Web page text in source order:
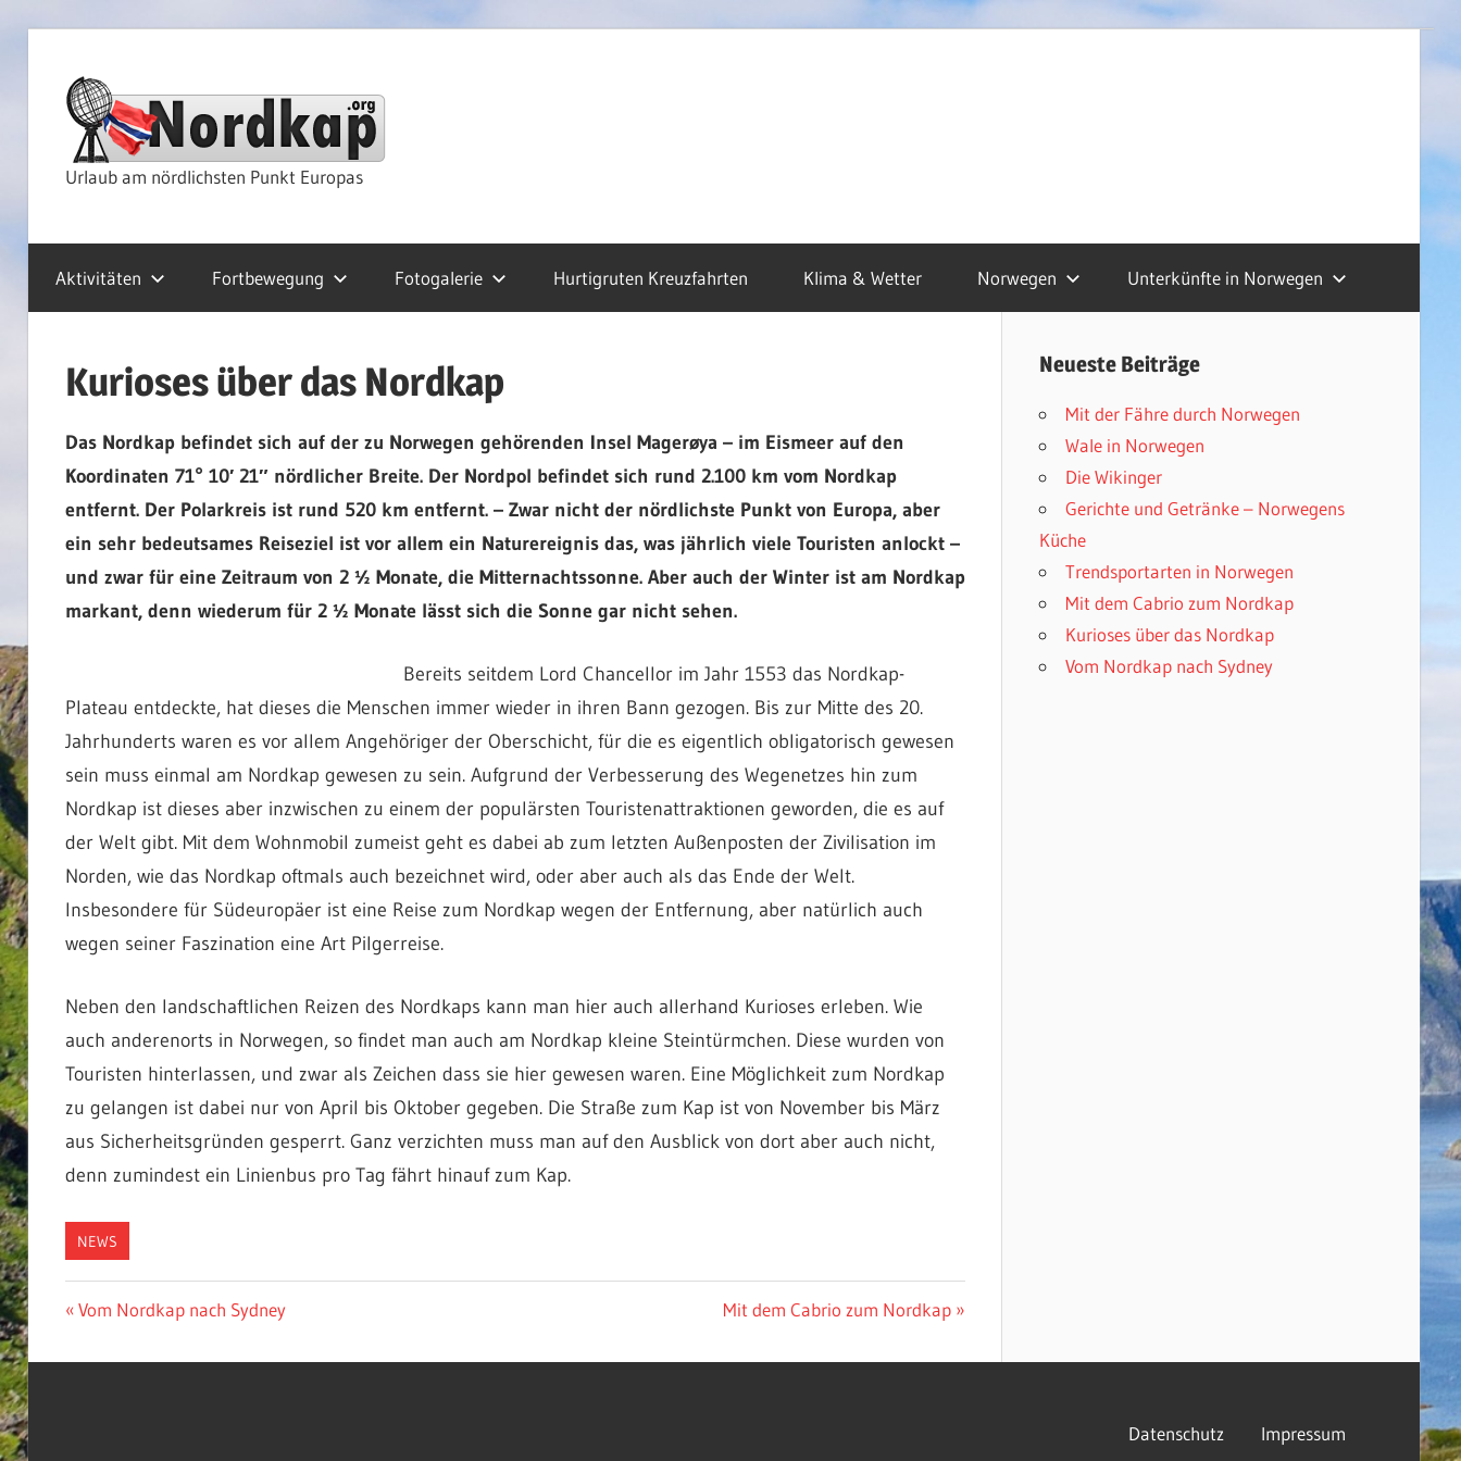
springen
&
Kreuzfahrten
Urlaub am nördlichsten Punkt Europas
Aktivitäten Fortbewegung Fotogalerie Hurtigruten Kreuzfahrten Klima & Wetter Norwegen Unterkünfte in Norwegen
Kurioses über das Nordkap
Das Nordkap befindet sich auf der zu Norwegen gehörenden Insel Magerøya – im Eismeer auf den
Koordinaten 71° 10′ 21″ nördlicher Breite. Der Nordpol befindet sich rund 2.100 km vom Nordkap
entfernt. Der Polarkreis ist rund 520 km entfernt. – Zwar nicht der nördlichste Punkt von Europa, aber
ein sehr bedeutsames Reiseziel ist vor allem ein Naturereignis das, was jährlich viele Touristen anlockt –
und zwar für eine Zeitraum von 2 ½ Monate, die Mitternachtssonne. Aber auch der Winter ist am Nordkap
markant, denn wiederum für 2 ½ Monate lässt sich die Sonne gar nicht sehen.
Bereits seitdem Lord Chancellor im Jahr 1553 das Nordkap-
Plateau entdeckte, hat dieses die Menschen immer wieder in ihren Bann gezogen. Bis zur Mitte des 20.
Jahrhunderts waren es vor allem Angehöriger der Oberschicht, für die es eigentlich obligatorisch gewesen
sein muss einmal am Nordkap gewesen zu sein. Aufgrund der Verbesserung des Wegenetzes hin zum
Nordkap ist dieses aber inzwischen zu einem der populärsten Touristenattraktionen geworden, die es auf
der Welt gibt. Mit dem Wohnmobil zumeist geht es dabei ab zum letzten Außenposten der Zivilisation im
Norden, wie das Nordkap oftmals auch bezeichnet wird, oder aber auch als das Ende der Welt.
Insbesondere für Südeuropäer ist eine Reise zum Nordkap wegen der Entfernung, aber natürlich auch
wegen seiner Faszination eine Art Pilgerreise.
Neben den landschaftlichen Reizen des Nordkaps kann man hier auch allerhand Kurioses erleben. Wie
auch anderenorts in Norwegen, so findet man auch am Nordkap kleine Steintürmchen. Diese wurden von
Touristen hinterlassen, und zwar als Zeichen dass sie hier gewesen waren. Eine Möglichkeit zum Nordkap
zu gelangen ist dabei nur von April bis Oktober gegeben. Die Straße zum Kap ist von November bis März
aus Sicherheitsgründen gesperrt. Ganz verzichten muss man auf den Ausblick von dort aber auch nicht,
denn zumindest ein Linienbus pro Tag fährt hinauf zum Kap.
NEWS
Beitragsnavigation
Vorheriger
Vom Nordkap nach Sydney
Nächster
Mit dem Cabrio zum Nordkap
Neueste Beiträge
Mit der Fähre durch Norwegen
Wale in Norwegen
Die Wikinger
Gerichte und Getränke – Norwegens
Küche
Trendsportarten in Norwegen
Mit dem Cabrio zum Nordkap
Kurioses über das Nordkap
Vom Nordkap nach Sydney
Datenschutz Impressum